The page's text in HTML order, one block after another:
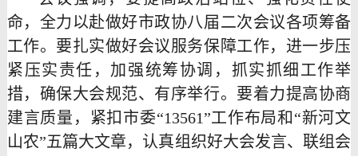
命，全力以赴做好市政协八届二次会议各项筹备
工作。要扎实做好会议服务保障工作，进一步压
紧压实责任，加强统筹协调，抓实抓细工作举
措，确保大会规范、有序举行。要着力提高协商
建言质量，紧扣市委“13561”工作布局和“新河文
山农”五篇大文章，认真组织好大会发言、联组会